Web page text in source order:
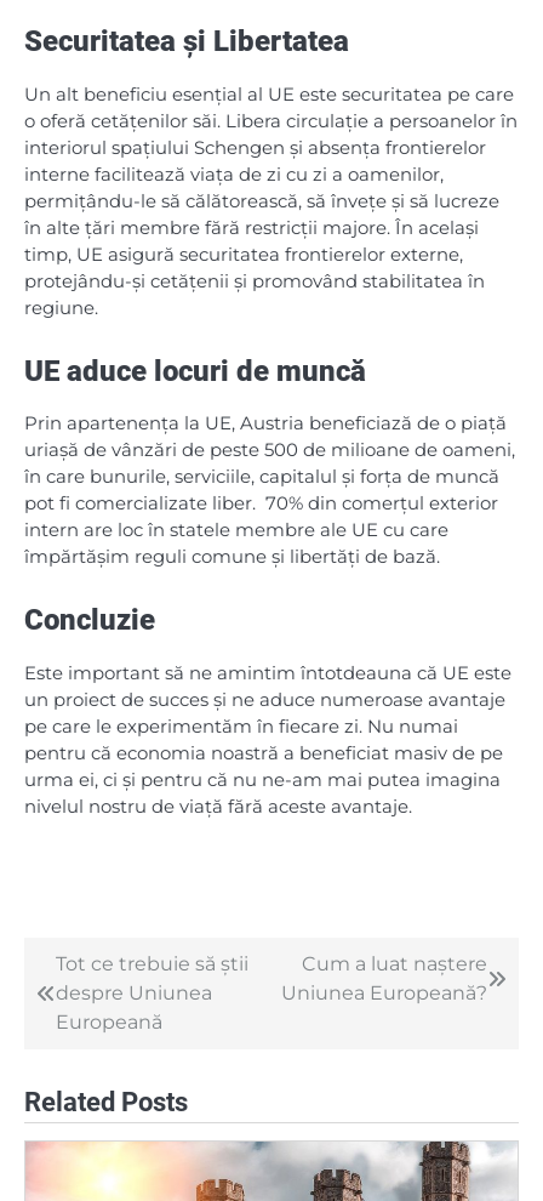
Securitatea și Libertatea
Un alt beneficiu esențial al UE este securitatea pe care
o oferă cetățenilor săi. Libera circulație a persoanelor în
interiorul spațiului Schengen și absența frontierelor
interne facilitează viața de zi cu zi a oamenilor,
permițându-le să călătorească, să învețe și să lucreze
în alte țări membre fără restricții majore. În același
timp, UE asigură securitatea frontierelor externe,
protejându-și cetățenii și promovând stabilitatea în
regiune.
UE aduce locuri de muncă
Prin apartenența la UE, Austria beneficiază de o piață
uriașă de vânzări de peste 500 de milioane de oameni,
în care bunurile, serviciile, capitalul și forța de muncă
pot fi comercializate liber. 70% din comerțul exterior
intern are loc în statele membre ale UE cu care
împărtășim reguli comune și libertăți de bază.
Concluzie
Este important să ne amintim întotdeauna că UE este
un proiect de succes și ne aduce numeroase avantaje
pe care le experimentăm în fiecare zi. Nu numai
pentru că economia noastră a beneficiat masiv de pe
urma ei, ci și pentru că nu ne-am mai putea imagina
nivelul nostru de viață fără aceste avantaje.
Navigare
în
Tot ce trebuie să știi
despre Uniunea
Europeană
Cum a luat naștere
Uniunea Europeană?
Related Posts